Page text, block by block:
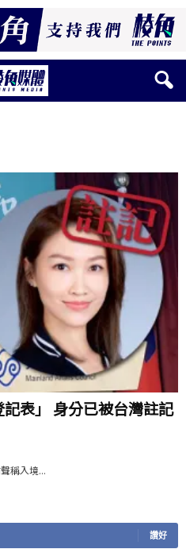
表」 身分已被台灣註記
稱入境...
讚好